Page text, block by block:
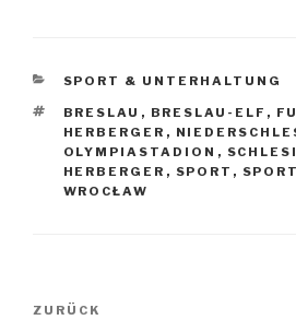
KATEGORIEN
SPORT & UNTERHALTUNG
SCHLAGWÖRTER
BRESLAU , BRESLAU-ELF ,
HERBERGER ,
OLYMPIASTADION ,
HERBERGER , SPORT ,
WROCŁAW
Vorheriger
ZURÜCK